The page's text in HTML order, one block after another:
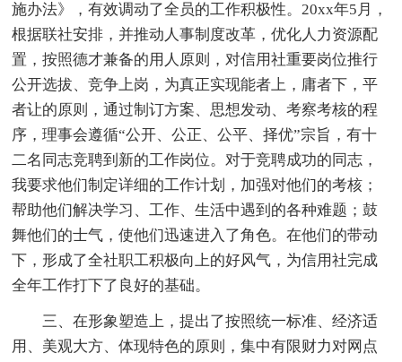
施办法》，有效调动了全员的工作积极性。20xx年5月，
根据联社安排，并推动人事制度改革，优化人力资源配
置，按照德才兼备的用人原则，对信用社重要岗位推行
公开选拔、竞争上岗，为真正实现能者上，庸者下，平
者让的原则，通过制订方案、思想发动、考察考核的程
序，理事会遵循“公开、公正、公平、择优”宗旨，有十
二名同志竞聘到新的工作岗位。对于竞聘成功的同志，
我要求他们制定详细的工作计划，加强对他们的考核；
帮助他们解决学习、工作、生活中遇到的各种难题；鼓
舞他们的士气，使他们迅速进入了角色。在他们的带动
下，形成了全社职工积极向上的好风气，为信用社完成
全年工作打下了良好的基础。
三、在形象塑造上，提出了按照统一标准、经济适
用、美观大方、体现特色的原则，集中有限财力对网点